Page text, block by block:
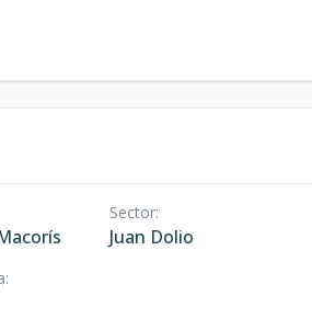
Sector:
Juan Dolio
: